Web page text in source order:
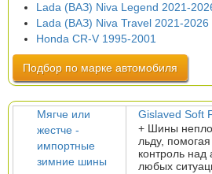
Lada (ВАЗ) Niva Legend 2021-
Lada (ВАЗ) Niva Travel 2021-2026
Honda CR-V 1995-2001
Подбор по марке автомобиля
Мягче или
жестче -
импортные
зимние шины
Gislaved Soft
+ Шины
льду,
контроль
любых